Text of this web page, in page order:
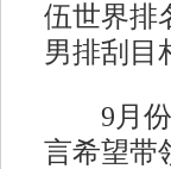
伍世界排
男排刮目
9月份
言希望带